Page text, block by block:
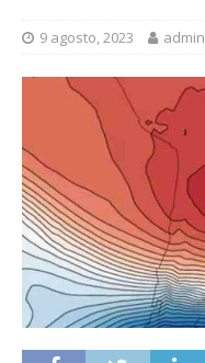
9 agosto, 2023 admin